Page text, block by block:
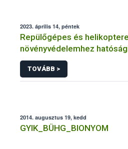
2023. április 14, péntek
Repülőgépes és
növényvédelemhez
rendelkező szervezetek
TOVÁBB >
2014. augusztus 19, kedd
GYIK_BÜHG_BIONYOM